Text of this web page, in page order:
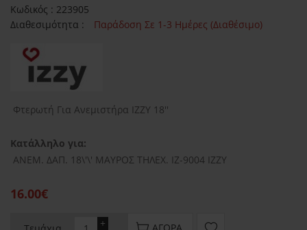
Κωδικός : 223905
Διαθεσιμότητα :
Παράδοση Σε 1-3 Ημέρες (Διαθέσιμο)
Φτερωτή Για Ανεμιστήρα IZZY 18''
Κατάλληλο για:
ΑΝΕΜ. ΔΑΠ. 18\'\' ΜΑΥΡΟΣ ΤΗΛΕΧ. IZ-9004 IZZY
16.00€
+